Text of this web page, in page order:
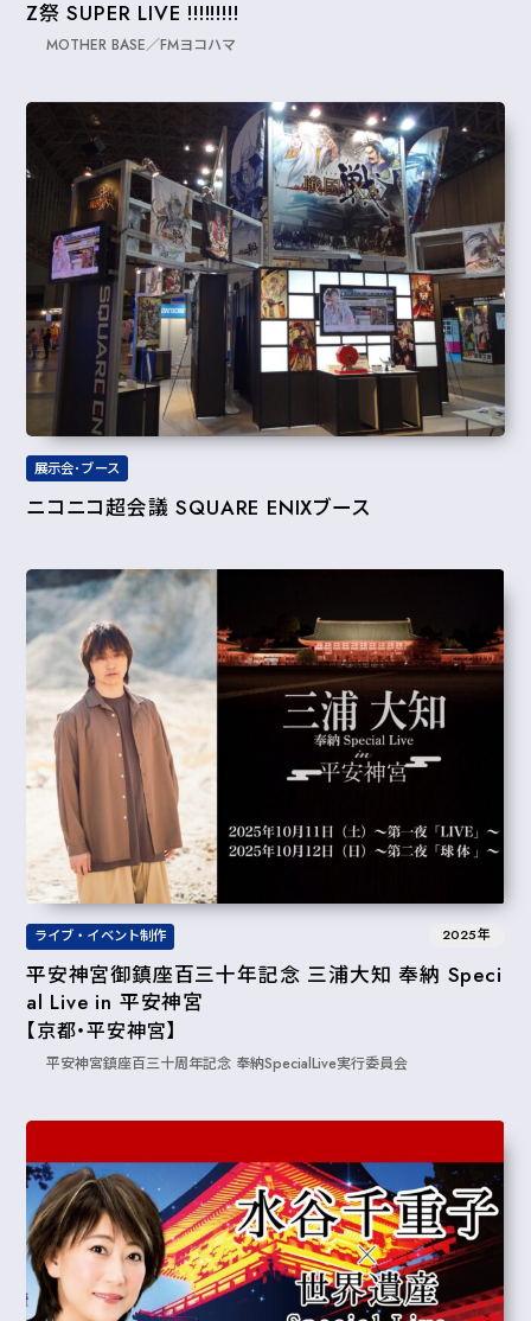
Z祭 SUPER LIVE !!!!!!!!!
MOTHER BASE／FMヨコハマ
展示会･ブース
ニコニコ超会議 SQUARE ENIXブース
ライブ・イベント制作 2025年
平安神宮御鎮座百三十年記念 三浦大知 奉納 Speci
al Live in 平安神宮
【京都・平安神宮】
平安神宮鎮座百三十周年記念 奉納SpecialLive実行委員会